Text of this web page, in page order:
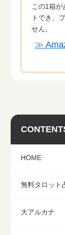
この1箱が
トでき、
せん。
≫
HOME
無料タロット
大アルカナ